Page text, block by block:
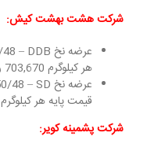
شرکت هشت بهشت کیش:
هر کیلوگرم 703,670 ریال
قیمت پایه هر کیلوگرم 654,312 ریال
شرکت پشمینه کویر: